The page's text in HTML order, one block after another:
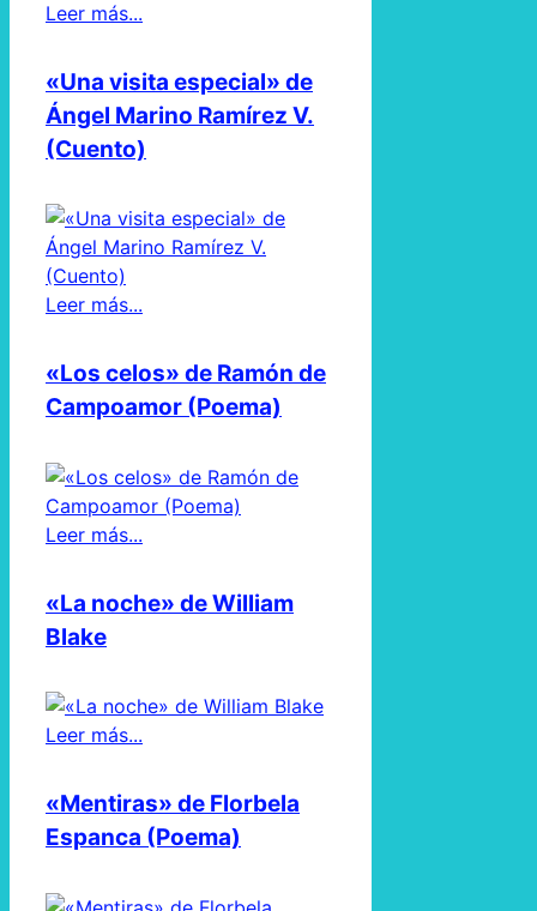
Leer más...
«Una visita especial» de
Ángel Marino Ramírez V.
(Cuento)
Leer más...
«Los celos» de Ramón de
Campoamor (Poema)
Leer más...
«La noche» de William
Blake
Leer más...
«Mentiras» de Florbela
Espanca (Poema)